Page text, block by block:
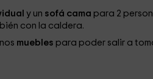
y un sofá cama para 2
con la caldera.
muebles para poder salir a